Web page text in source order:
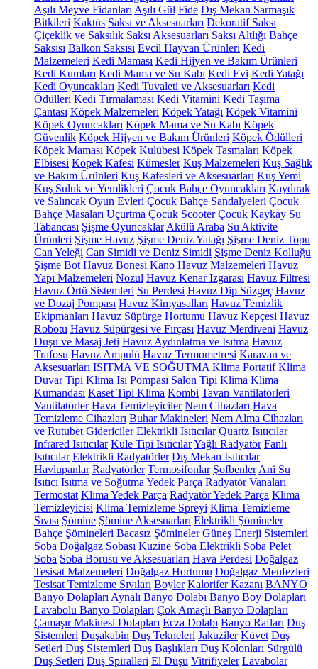
Aşılı Meyve Fidanları Aşılı Gül Fide Dış Mekan Sarmaşık
Bitkileri Kaktüs Saksı ve Aksesuarları Dekoratif Saksı
Çiçeklik ve Saksılık Saksı Aksesuarları Saksı Altlığı Bahçe
Saksısı Balkon Saksısı Evcil Hayvan Ürünleri Kedi
Malzemeleri Kedi Maması Kedi Hijyen ve Bakım Ürünleri
Kedi Kumları Kedi Mama ve Su Kabı Kedi Evi Kedi Yatağı
Kedi Oyuncakları Kedi Tuvaleti ve Aksesuarları Kedi
Ödülleri Kedi Tırmalaması Kedi Vitamini Kedi Taşıma
Çantası Köpek Malzemeleri Köpek Yatağı Köpek Vitamini
Köpek Oyuncakları Köpek Mama ve Su Kabı Köpek
Güvenlik Köpek Hijyen ve Bakım Ürünleri Köpek Ödülleri
Köpek Maması Köpek Kulübesi Köpek Tasmaları Köpek
Elbisesi Köpek Kafesi Kümesler Kuş Malzemeleri Kuş Sağlık
ve Bakım Ürünleri Kuş Kafesleri ve Aksesuarları Kuş Yemi
Kuş Suluk ve Yemlikleri Çocuk Bahçe Oyuncakları Kaydırak
ve Salıncak Oyun Evleri Çocuk Bahçe Sandalyeleri Çocuk
Bahçe Masaları Uçurtma Çocuk Scooter Çocuk Kaykay Su
Tabancası Şişme Oyuncaklar Akülü Araba Su Aktivite
Ürünleri Şişme Havuz Şişme Deniz Yatağı Şişme Deniz Topu
Can Yeleği Can Simidi ve Deniz Simidi Şişme Deniz Kolluğu
Şişme Bot Havuz Bonesi Kano Havuz Malzemeleri Havuz
Yapı Malzemeleri Nozul Havuz Kenar Izgarası Havuz Filtresi
Havuz Örtü Sistemleri Su Perdesi Havuz Dip Süzgeç Havuz
ve Dozaj Pompası Havuz Kimyasalları Havuz Temizlik
Ekipmanları Havuz Süpürge Hortumu Havuz Kepçesi Havuz
Robotu Havuz Süpürgesi ve Fırçası Havuz Merdiveni Havuz
Duşu ve Masaj Jeti Havuz Aydınlatma ve Isıtma Havuz
Trafosu Havuz Ampulü Havuz Termometresi Karavan ve
Aksesuarları ISITMA VE SOĞUTMA Klima Portatif Klima
Duvar Tipi Klima Isı Pompası Salon Tipi Klima Klima
Kumandası Kaset Tipi Klima Kombi Tavan Vantilatörleri
Vantilatörler Hava Temizleyiciler Nem Cihazları Hava
Temizleme Cihazları Buhar Makineleri Nem Alma Cihazları
ve Rutubet Gidericiler Elektrikli Isıtıcılar Quartz Isıtıcılar
Infrared Isıtıcılar Kule Tipi IsıtıcılarYağlı Radyatör Fanlı
Isıtıcılar Elektrikli Radyatörler Dış Mekan Isıtıcılar
Havlupanlar Radyatörler Termosifonlar Şofbenler Ani Su
Isıtıcı Isıtma ve Soğutma Yedek Parça Radyatör Vanaları
Termostat Klima Yedek Parça Radyatör Yedek Parça Klima
Temizleyicisi Klima Temizleme Spreyi Klima Temizleme
Sıvısı Şömine Şömine Aksesuarları Elektrikli Şömineler
Bahçe Şömineleri Bacasız Şömineler Güneş Enerji Sistemleri
Soba Doğalgaz Sobası Kuzine Soba Elektrikli Soba Pelet
Soba Soba Borusu ve Aksesuarları Hava Perdesi Doğalgaz
Tesisat Malzemeleri Doğalgaz Hortumu Doğalgaz Menfezleri
Tesisat Temizleme Sıvıları Boyler Kalorifer Kazanı BANYO
Banyo Dolapları Aynalı Banyo Dolabı Banyo Boy Dolapları
Lavabolu Banyo Dolapları Çok Amaçlı Banyo Dolapları
Çamaşır Makinesi Dolapları Ecza Dolabı Banyo Rafları Duş
Sistemleri Duşakabin Duş Tekneleri Jakuziler Küvet Duş
Setleri Duş Sistemleri Duş Başlıkları Duş Kolonları Sürgülü
Duş Setleri Duş Spiralleri El Duşu Vitrifiyeler Lavabolar